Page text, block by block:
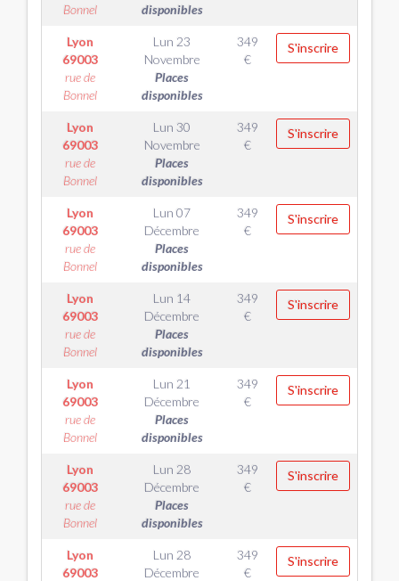
Bonnel
disponibles
Lyon
69003
rue de
Bonnel
Lun 23
Novembre
Places
disponibles
349
€
S'inscrire
Lyon
69003
rue de
Bonnel
Lun 30
Novembre
Places
disponibles
349
€
S'inscrire
Lyon
69003
rue de
Bonnel
Lun 07
Décembre
Places
disponibles
349
€
S'inscrire
Lyon
69003
rue de
Bonnel
Lun 14
Décembre
Places
disponibles
349
€
S'inscrire
Lyon
69003
rue de
Bonnel
Lun 21
Décembre
Places
disponibles
349
€
S'inscrire
Lyon
69003
rue de
Bonnel
Lun 28
Décembre
Places
disponibles
349
€
S'inscrire
Lyon
69003
Lun 28
Décembre
349
€
S'inscrire